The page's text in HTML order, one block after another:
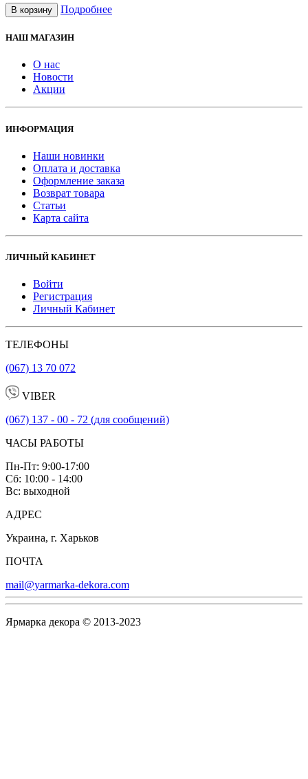
В корзину Подробнее
НАШ МАГАЗИН
О нас
Новости
Акции
ИНФОРМАЦИЯ
Наши новинки
Оплата и доставка
Оформление заказа
Возврат товара
Статьи
Карта сайта
ЛИЧНЫЙ КАБИНЕТ
Войти
Регистрация
Личный Кабинет
ТЕЛЕФОНЫ
(067) 13 70 072
VIBER
(067) 137 - 00 - 72 (для сообщений)
ЧАСЫ РАБОТЫ
Пн-Пт: 9:00-17:00
Сб: 10:00 - 14:00
Вс: выходной
АДРЕС
Украина, г. Харьков
ПОЧТА
mail@yarmarka-dekora.com
Ярмарка декора © 2013-2023